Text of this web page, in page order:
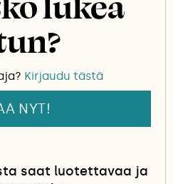
ovat säilyneet
Kirjaudu tästä
NYT!
saat luotettavaa ja